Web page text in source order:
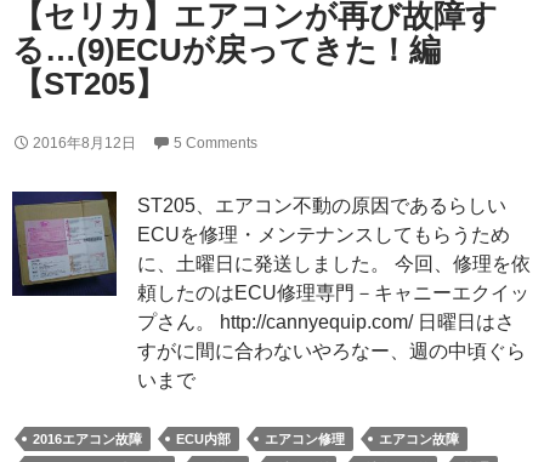
【セリカ】エアコンが再び故障す
る…(9)ECUが戻ってきた！編
【ST205】
2016年8月12日 5 Comments
ST205、エアコン不動の原因であるらしい
ECUを修理・メンテナンスしてもらうため
に、土曜日に発送しました。 今回、修理を依
頼したのはECU修理専門－キャニーエクイッ
プさん。 http://cannyequip.com/ 日曜日はさ
すがに間に合わないやろなー、週の中頃ぐら
いまで
2016エアコン故障 ECU内部 エアコン修理
エアコン故障